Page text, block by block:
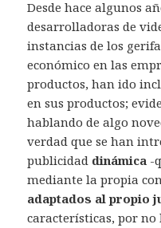
Desde hace algunos
desarrolladoras de
instancias de los
económico en las
productos, han ido
en sus productos;
hablando de algo
verdad que se han
publicidad dinámica -
mediante la propia
adaptados al propio
características, por